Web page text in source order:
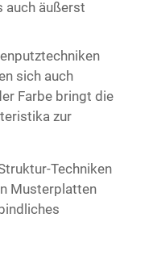
auch äußerst
sich auch
Farbe bringt die
zur
Techniken
Musterplatten